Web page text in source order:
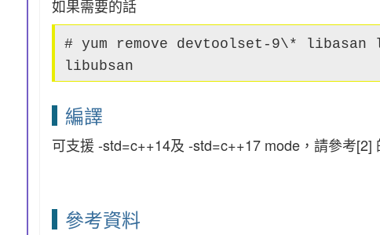
如果需要的話
# yum remove devtoolset-9\*
libubsan
編譯
可支援 -std=c++14及 -std=c++17 mode，請參考[2]
參考資料